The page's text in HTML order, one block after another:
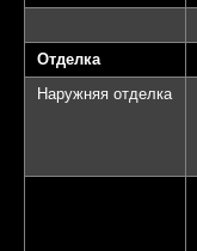
Отделка
Наружняя отделка